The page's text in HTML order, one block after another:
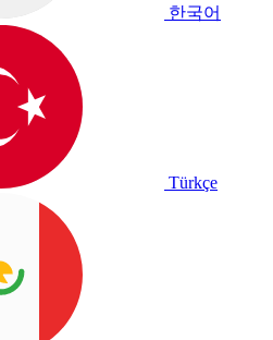
한국어
Türkçe